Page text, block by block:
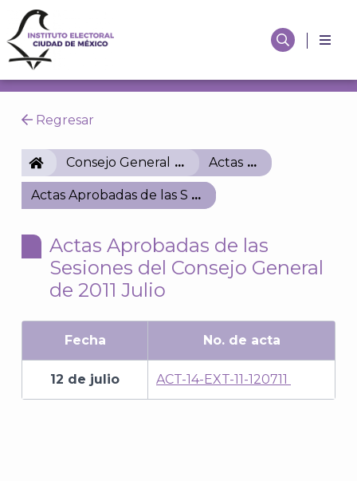
Regresar
IECMConsejo General Actas
Actas Aprobadas de las Sesiones del Consejo
Actas Aprobadas de las
Sesiones del Consejo General
de 2011 Julio
Fecha No. de acta
12 de julio ACT-14-EXT-11-120711